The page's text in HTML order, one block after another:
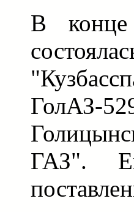
В конце
ГолАЗ-
ГАЗ".